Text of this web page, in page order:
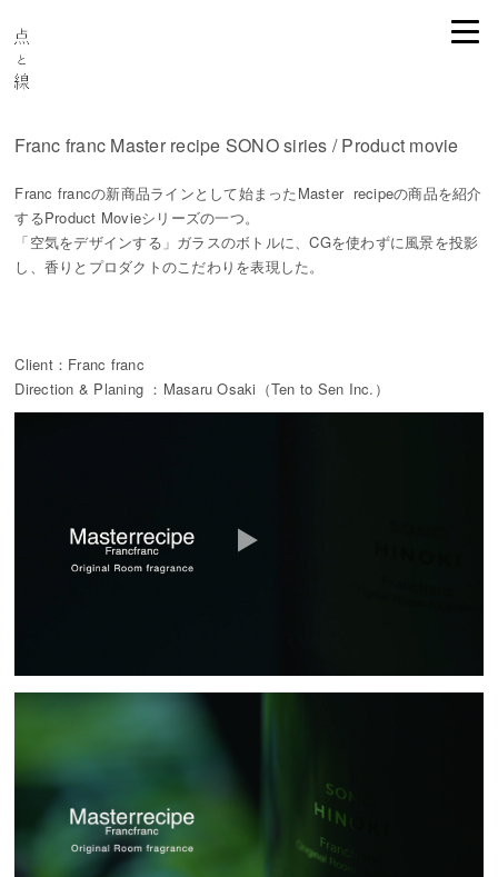
Franc franc Master recipe SONO siries / Product movie
Franc francの新商品ラインとして始まったMaster recipeの商品を紹介
するProduct Movieシリーズの一つ。
「空気をデザインする」ガラスのボトルに、CGを使わずに風景を投影
し、香りとプロダクトのこだわりを表現した。
Client：Franc franc
Direction & Planing ：Masaru Osaki（Ten to Sen Inc.）